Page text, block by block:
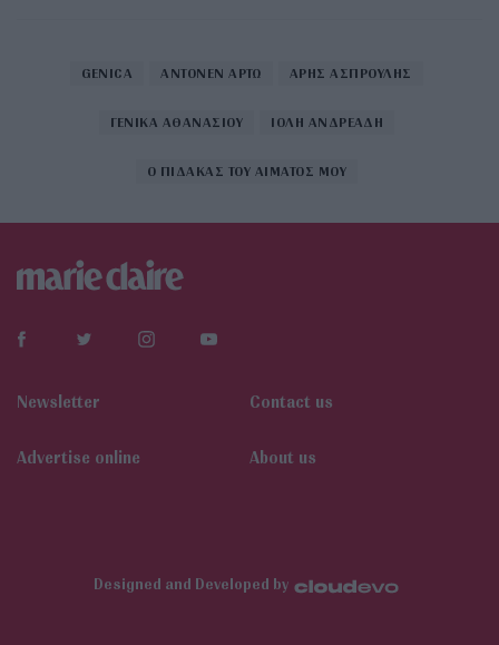
GENICA ΑΝΤΟΝΕΝ ΑΡΤΩ ΑΡΗΣ ΑΣΠΡΟΥΛΗΣ
ΓΕΝΙΚΑ ΑΘΑΝΑΣΙΟΥ ΙΟΛΗ ΑΝΔΡΕΑΔΗ
Ο ΠΙΔΑΚΑΣ ΤΟΥ ΑΙΜΑΤΟΣ ΜΟΥ
Newsletter Contact us
Αdvertise online About us
Designed and Developed by